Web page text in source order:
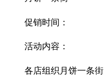
促销时间：
活动内容：
各店组织月饼一条街